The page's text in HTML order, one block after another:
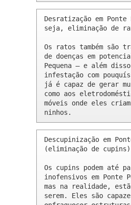
Desratização em Ponte
seja, eliminação de
Os ratos também são
de doenças em
Pequena – e além
infestação com
já é capaz de gerar
como aos
móveis onde eles
ninhos.
Descupinização em
(eliminação de cupins)
Os cupins podem até
inofensivos em Ponte
mas na realidade,
serem. Eles são